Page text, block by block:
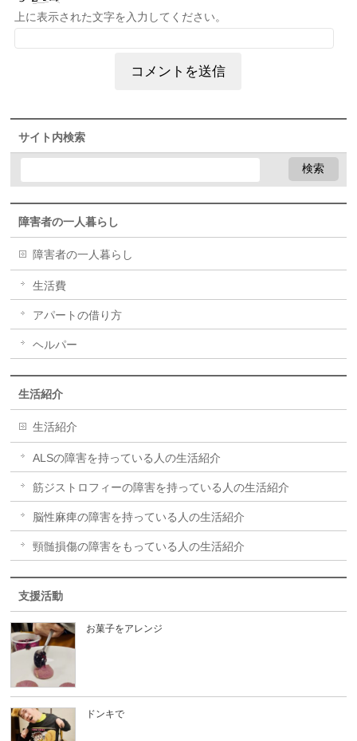
上に表示された文字を入力してください。
サイト内検索
障害者の一人暮らし
障害者の一人暮らし
生活費
アパートの借り方
ヘルパー
生活紹介
生活紹介
ALSの障害を持っている人の生活紹介
筋ジストロフィーの障害を持っている人の生活紹介
脳性麻痺の障害を持っている人の生活紹介
頸髄損傷の障害をもっている人の生活紹介
支援活動
お菓子をアレンジ
ドンキで